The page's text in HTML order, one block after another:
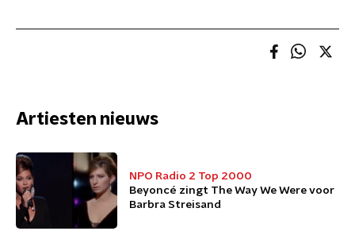
Artiesten nieuws
NPO Radio 2 Top 2000
Beyoncé zingt The Way We Were voor
Barbra Streisand